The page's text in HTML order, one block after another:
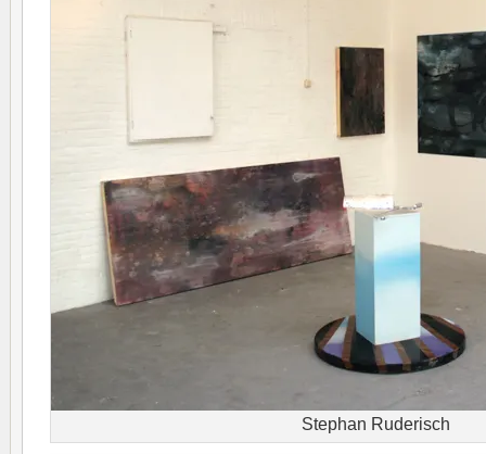
Stephan Ruderisch